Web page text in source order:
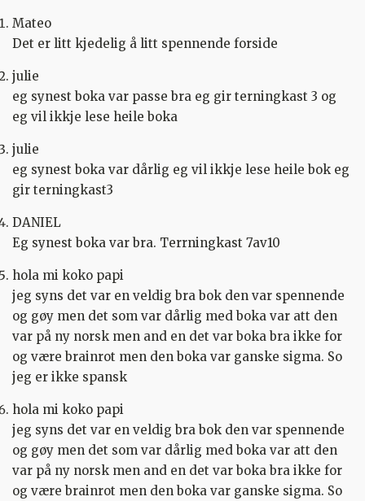
Mateo
Det er litt kjedelig å litt spennende forside
julie
eg synest boka var passe bra eg gir terningkast 3 og
eg vil ikkje lese heile boka
julie
eg synest boka var dårlig eg vil ikkje lese heile bok eg
gir terningkast3
DANIEL
Eg synest boka var bra. Terrningkast 7av10
hola mi koko papi
jeg syns det var en veldig bra bok den var spennende
og gøy men det som var dårlig med boka var att den
var på ny norsk men and en det var boka bra ikke for
og være brainrot men den boka var ganske sigma. So
jeg er ikke spansk
hola mi koko papi
jeg syns det var en veldig bra bok den var spennende
og gøy men det som var dårlig med boka var att den
var på ny norsk men and en det var boka bra ikke for
og være brainrot men den boka var ganske sigma. So